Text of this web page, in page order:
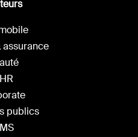
assurance
publics